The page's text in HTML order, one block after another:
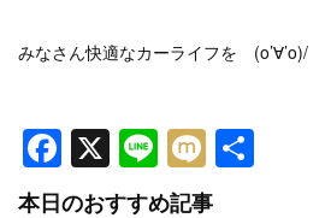
みなさん快適なカーライフを (o’∀’o)/
Facebook
X LineMixi
本日のおすすめ記事